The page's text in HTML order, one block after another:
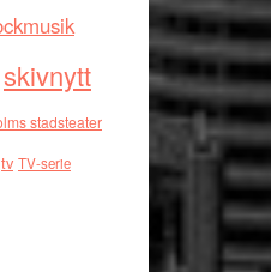
skivnytt
stadsteater
tv TV-serie